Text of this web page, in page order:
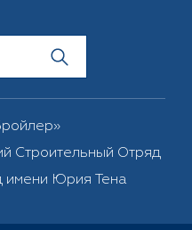
Строительный Отряд
имени Юрия Тена